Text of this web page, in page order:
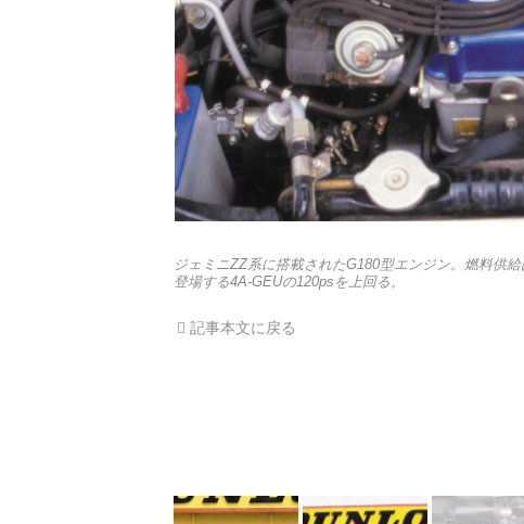
ジェミニZZ系に搭載されたG180型エンジン。燃料供
登場する4A-GEUの120psを上回る。
記事本文に戻る